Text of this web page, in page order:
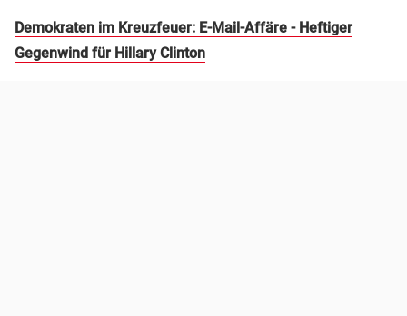
Demokraten im Kreuzfeuer: E-Mail-Affäre - Heftiger
Gegenwind für Hillary Clinton